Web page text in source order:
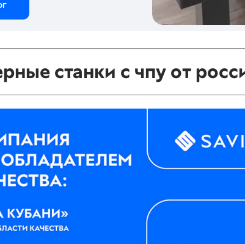
станки с чпу от